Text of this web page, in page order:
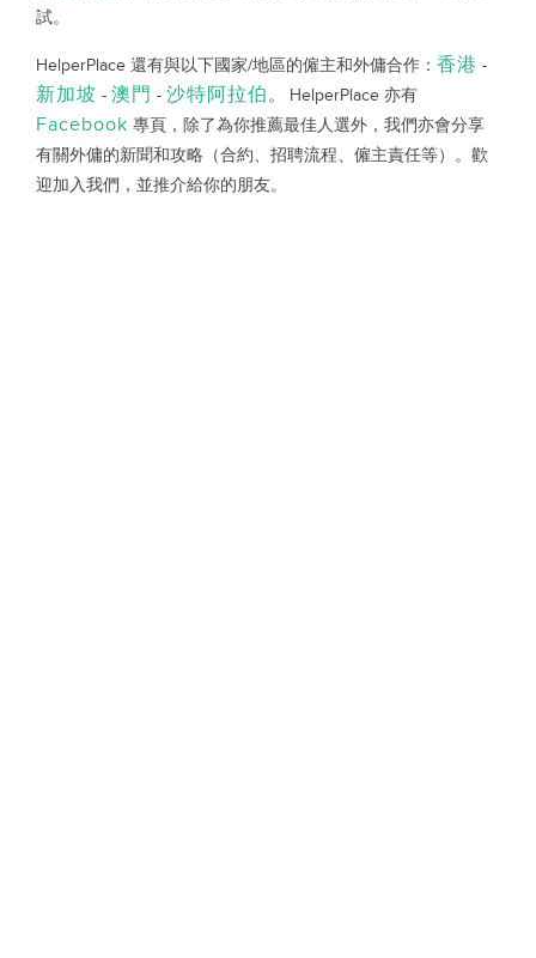
試。
HelperPlace 還有與以下國家/地區的僱主和外傭合作： 香港 -
新加坡 - 澳門 - 沙特阿拉伯。 HelperPlace 亦有
Facebook 專頁，除了為你推薦最佳人選外，我們亦會分享
有關外傭的新聞和攻略（合約、招聘流程、僱主責任等）。歡
迎加入我們，並推介給你的朋友。